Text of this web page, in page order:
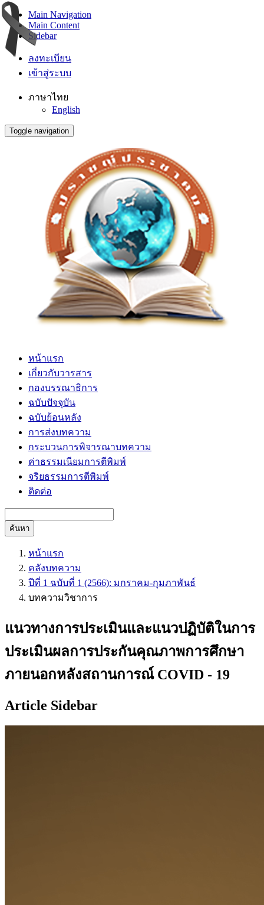
Main Navigation
Main Content
Sidebar
ลงทะเบียน
เข้าสู่ระบบ
ภาษาไทย
English
Toggle navigation
หน้าแรก
เกี่ยวกับวารสาร
กองบรรณาธิการ
ฉบับปัจจุบัน
ฉบับย้อนหลัง
การส่งบทความ
กระบวนการพิจารณาบทความ
ค่าธรรมเนียมการตีพิมพ์
จริยธรรมการตีพิมพ์
ติดต่อ
ค้นหา
หน้าแรก
คลังบทความ
ปีที่ 1 ฉบับที่ 1 (2566): มกราคม-กุมภาพันธ์
บทความวิชาการ
แนวทางการประเมินและแนวปฏิบัติในการ
ประเมินผลการประกันคุณภาพการศึกษา
ภายนอกหลังสถานการณ์ COVID - 19
Article Sidebar